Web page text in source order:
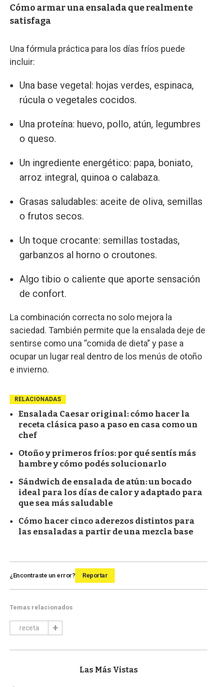
Cómo armar una ensalada que realmente
satisfaga
Una fórmula práctica para los días fríos puede
incluir:
Una base vegetal: hojas verdes, espinaca,
rúcula o vegetales cocidos.
Una proteína: huevo, pollo, atún, legumbres
o queso.
Un ingrediente energético: papa, boniato,
arroz integral, quinoa o calabaza.
Grasas saludables: aceite de oliva, semillas
o frutos secos.
Un toque crocante: semillas tostadas,
garbanzos al horno o croutones.
Algo tibio o caliente que aporte sensación
de confort.
La combinación correcta no solo mejora la
saciedad. También permite que la ensalada deje de
sentirse como una “comida de dieta” y pase a
ocupar un lugar real dentro de los menús de otoño
e invierno.
RELACIONADAS
Ensalada Caesar original: cómo hacer la
receta clásica paso a paso en casa como un
chef
Otoño y primeros fríos: por qué sentís más
hambre y cómo podés solucionarlo
Sándwich de ensalada de atún: un bocado
ideal para los días de calor y adaptado para
que sea más saludable
Cómo hacer cinco aderezos distintos para
las ensaladas a partir de una mezcla base
¿Encontraste un error? Reportar
Temas relacionados
receta
Las Más Vistas